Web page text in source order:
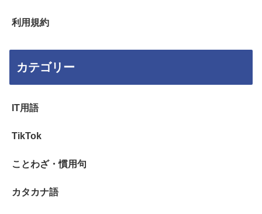
利用規約
カテゴリー
IT用語
TikTok
ことわざ・慣用句
カタカナ語